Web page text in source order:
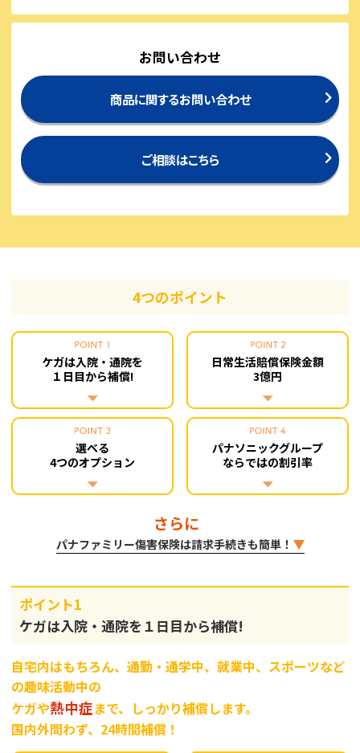
お問い合わせ
商品に関するお問い合わせ
ご相談はこちら
4つのポイント
ケガは入院・通院を
１日目から補償!
日常生活賠償保険金額
3億円
選べる
4つのオプション
パナソニックグループ
ならではの割引率
さらに
パナファミリー傷害保険は請求手続きも簡単！
ポイント1
ケガは入院・通院を１日目から補償!
自宅内はもちろん、通勤・通学中、就業中、スポーツなど
の趣味活動中の
ケガや熱中症まで、しっかり補償します。
国内外問わず、24時間補償！